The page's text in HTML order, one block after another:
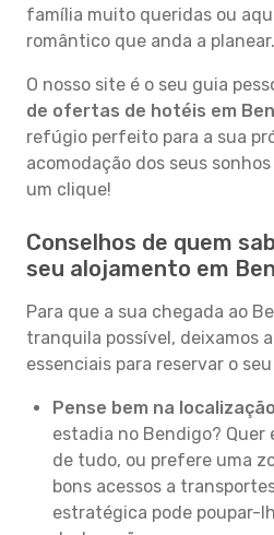
família muito queridas ou
romântico que anda a planear.
O nosso site é o seu guia
de ofertas de hotéis em
refúgio perfeito para a sua
acomodação dos seus
um clique!
Conselhos de quem
seu alojamento em
Para que a sua chegada ao
tranquila possível, deixamos
essenciais para reservar o
Pense bem na
estadia no Bendigo?
de tudo, ou prefere uma
bons acessos a
estratégica pode poupar-